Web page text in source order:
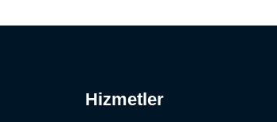
Hizmetler